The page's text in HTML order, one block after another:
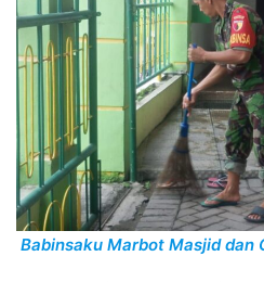
Babinsaku Marbot Masjid dan